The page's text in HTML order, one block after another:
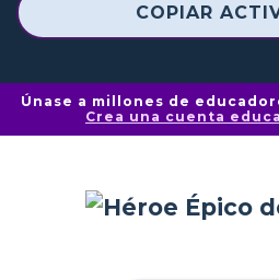
COPIAR
Únase a millones de
Crea una cuenta